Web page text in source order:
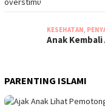
KESEHATAN,
Anak
PARENTING ISLAMI